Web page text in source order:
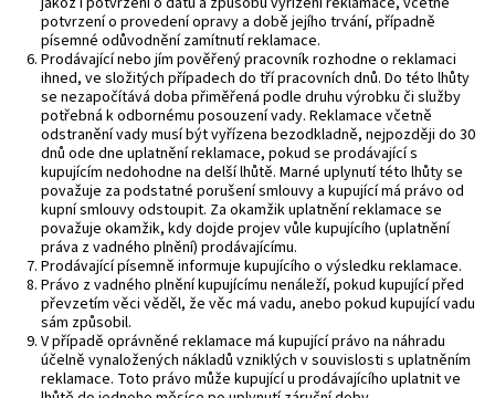
potvrzení o provedení opravy a době jejího trvání, případně
písemné odůvodnění zamítnutí reklamace.
Prodávající nebo jím pověřený pracovník rozhodne o reklamaci
ihned, ve složitých případech do tří pracovních dnů. Do této lhůty
se nezapočítává doba přiměřená podle druhu výrobku či služby
potřebná k odbornému posouzení vady. Reklamace včetně
odstranění vady musí být vyřízena bezodkladně, nejpozději do 30
dnů ode dne uplatnění reklamace, pokud se prodávající s
kupujícím nedohodne na delší lhůtě. Marné uplynutí této lhůty se
považuje za podstatné porušení smlouvy a kupující má právo od
kupní smlouvy odstoupit. Za okamžik uplatnění reklamace se
považuje okamžik, kdy dojde projev vůle kupujícího (uplatnění
práva z vadného plnění) prodávajícímu.
Prodávající písemně informuje kupujícího o výsledku reklamace.
Právo z vadného plnění kupujícímu nenáleží, pokud kupující před
převzetím věci věděl, že věc má vadu, anebo pokud kupující vadu
sám způsobil.
V případě oprávněné reklamace má kupující právo na náhradu
účelně vynaložených nákladů vzniklých v souvislosti s uplatněním
reklamace. Toto právo může kupující u prodávajícího uplatnit ve